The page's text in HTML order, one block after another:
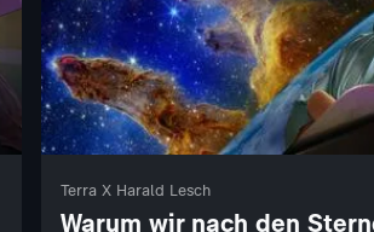
Terra X Harald Lesch
Warum wir nach den